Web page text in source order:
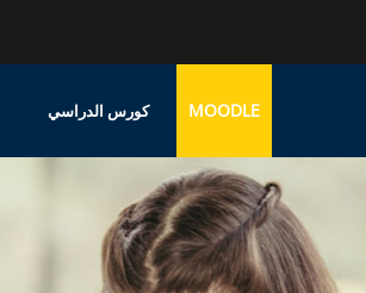
MOODLE كورس الدراسي